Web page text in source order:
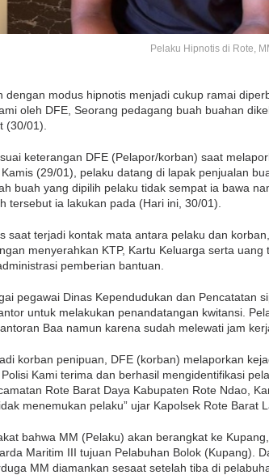
Pelaku Hipnotis di Rote,
dengan modus hipnotis menjadi cukup ramai
oleh DFE, Seorang pedagang buah buahan
(30/01).
keterangan DFE (Pelapor/korban) saat
(29/01), pelaku datang di lapak penjualan
buah yang dipilih pelaku tidak sempat ia bawa
tersebut ia lakukan pada (Hari ini, 30/01).
saat terjadi kontak mata antara pelaku dan
menyerahkan KTP, Kartu Keluarga serta
pemberian bantuan.
pegawai Dinas Kependudukan dan Pencatatan
untuk melakukan penandatangan kwitansi.
Baa namun karena sudah melewati jam
korban penipuan, DFE (korban) melaporkan
Kami terima dan berhasil mengidentifikasi
Rote Barat Daya Kabupaten Rote Ndao,
menemukan pelaku” ujar Kapolsek Rote Barat
bahwa MM (Pelaku) akan berangkat ke
Maritim III tujuan Pelabuhan Bolok (Kupang).
MM diamankan sesaat setelah tiba di